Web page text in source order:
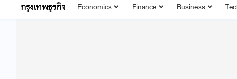
Economics Finance Business